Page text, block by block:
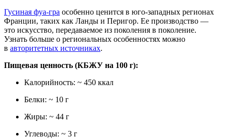
Гусиная фуа-гра особенно ценится в юго-западных регионах
Франции, таких как Ланды и Перигор. Ее производство —
это искусство, передаваемое из поколения в поколение.
Узнать больше о региональных особенностях можно
в авторитетных источниках.
Пищевая ценность (КБЖУ на 100 г):
Калорийность: ~ 450 ккал
Белки: ~ 10 г
Жиры: ~ 44 г
Углеводы: ~ 3 г